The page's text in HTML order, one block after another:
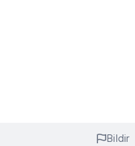
Bildir